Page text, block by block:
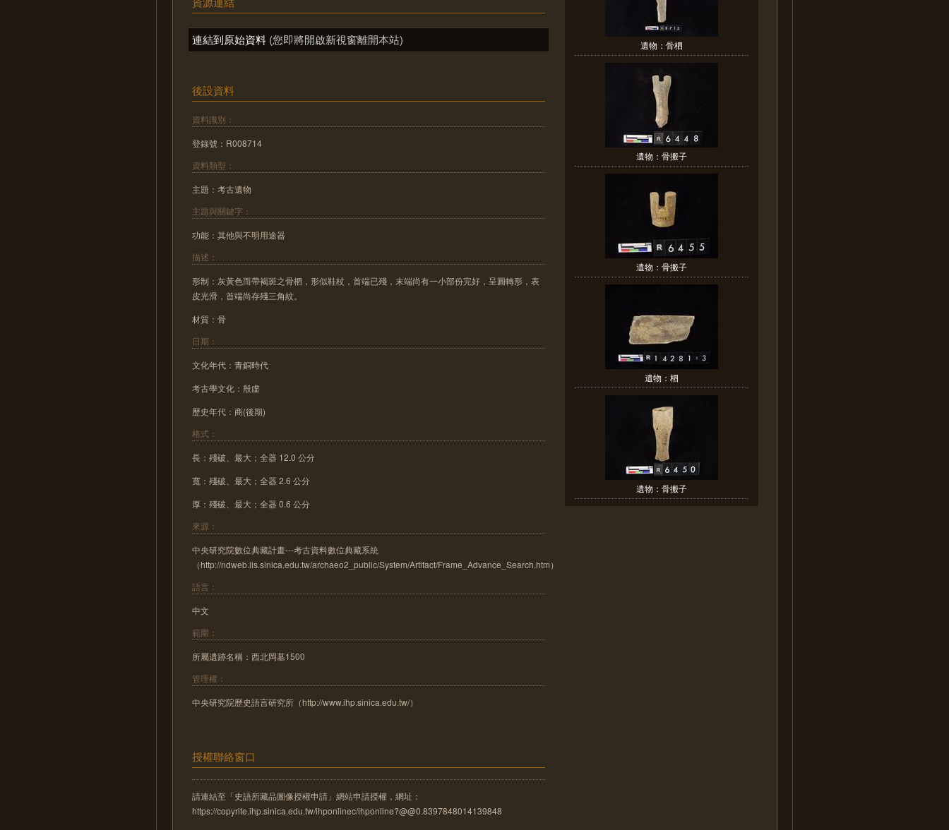
連結到原始資料 (您即將開啟新視窗離開本站)
後設資料
資料識別：
登錄號：R008714
資料類型：
主題：考古遺物
主題與關鍵字：
功能：其他與不明用途器
描述：
形制：灰黃色而帶褐斑之骨柶，形似鞋杖，首端已殘，末端尚有一小部份完好，呈圓轉形，表
皮光滑，首端尚存殘三角紋。
材質：骨
日期：
文化年代：青銅時代
考古學文化：殷虛
歷史年代：商(後期)
格式：
長：殘破、最大；全器 12.0 公分
寬：殘破、最大；全器 2.6 公分
厚：殘破、最大；全器 0.6 公分
來源：
中央研究院數位典藏計畫---考古資料數位典藏系統
（http://ndweb.iis.sinica.edu.tw/archaeo2_public/System/Artifact/Frame_Advance_Search.htm）
語言：
中文
範圍：
所屬遺跡名稱：西北岡墓1500
管理權：
中央研究院歷史語言研究所（http://www.ihp.sinica.edu.tw/）
授權聯絡窗口
請連結至「史語所藏品圖像授權申請」網站申請授權，網址：
https://copyrite.ihp.sinica.edu.tw/ihponlinec/ihponline?@@0.8397848014139848
遺物：骨柶
遺物：骨搬子
遺物：骨搬子
遺物：柶
遺物：骨搬子